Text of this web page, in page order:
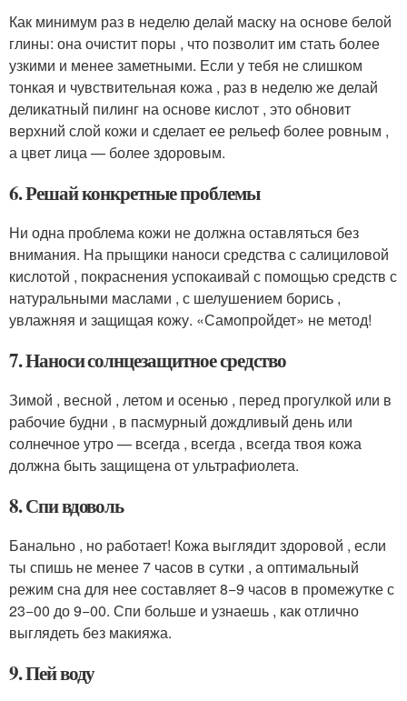
Как минимум раз в неделю делай маску на основе белой
глины: она очистит поры , что позволит им стать более
узкими и менее заметными. Если у тебя не слишком
тонкая и чувствительная кожа , раз в неделю же делай
деликатный пилинг на основе кислот , это обновит
верхний слой кожи и сделает ее рельеф более ровным ,
а цвет лица — более здоровым.
6. Решай конкретные проблемы
Ни одна проблема кожи не должна оставляться без
внимания. На прыщики наноси средства с салициловой
кислотой , покраснения успокаивай с помощью средств с
натуральными маслами , с шелушением борись ,
увлажняя и защищая кожу. «Самопройдет» не метод!
7. Наноси солнцезащитное средство
Зимой , весной , летом и осенью , перед прогулкой или в
рабочие будни , в пасмурный дождливый день или
солнечное утро — всегда , всегда , всегда твоя кожа
должна быть защищена от ультрафиолета.
8. Спи вдоволь
Банально , но работает! Кожа выглядит здоровой , если
ты спишь не менее 7 часов в сутки , а оптимальный
режим сна для нее составляет 8−9 часов в промежутке с
23−00 до 9−00. Спи больше и узнаешь , как отлично
выглядеть без макияжа.
9. Пей воду